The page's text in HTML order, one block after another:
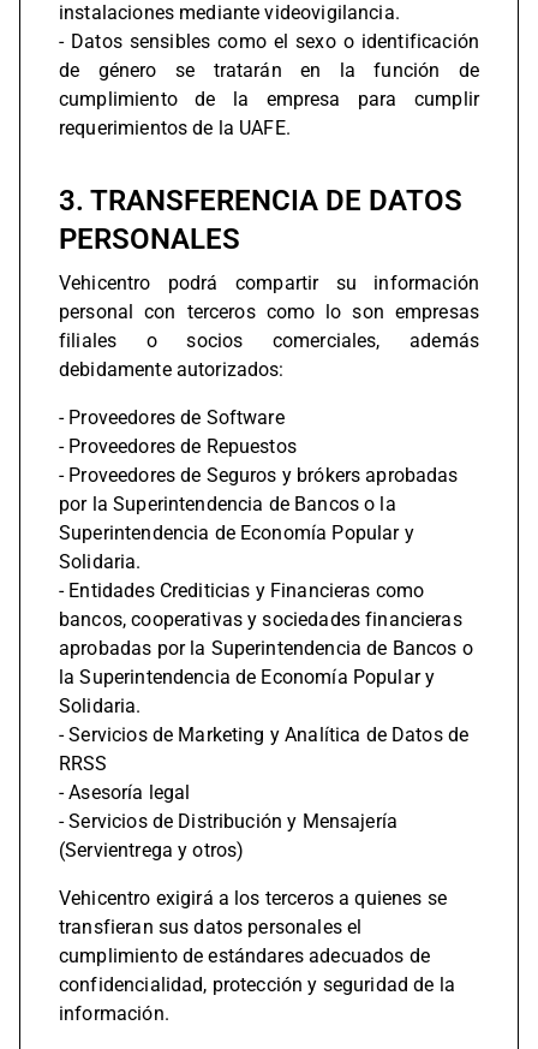
instalaciones mediante videovigilancia.
- Datos sensibles como el sexo o identificación
de género se tratarán en la función de
cumplimiento de la empresa para cumplir
requerimientos de la UAFE.
3. TRANSFERENCIA DE DATOS
PERSONALES
Vehicentro podrá compartir su información
personal con terceros como lo son empresas
filiales o socios comerciales, además
debidamente autorizados:
- Proveedores de Software
- Proveedores de Repuestos
- Proveedores de Seguros y brókers aprobadas
por la Superintendencia de Bancos o la
Superintendencia de Economía Popular y
Solidaria.
- Entidades Crediticias y Financieras como
bancos, cooperativas y sociedades financieras
aprobadas por la Superintendencia de Bancos o
la Superintendencia de Economía Popular y
Solidaria.
- Servicios de Marketing y Analítica de Datos de
RRSS
- Asesoría legal
- Servicios de Distribución y Mensajería
(Servientrega y otros)
Vehicentro exigirá a los terceros a quienes se
transfieran sus datos personales el
cumplimiento de estándares adecuados de
confidencialidad, protección y seguridad de la
información.